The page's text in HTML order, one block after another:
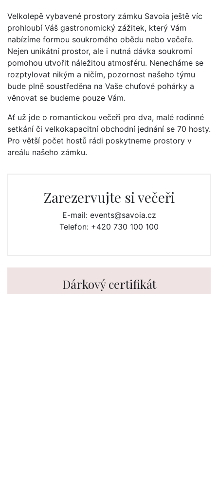
Velkolepě vybavené prostory zámku Savoia ještě víc
prohloubí Váš gastronomický zážitek, který Vám
nabízíme formou soukromého obědu nebo večeře.
Nejen unikátní prostor, ale i nutná dávka soukromí
pomohou utvořit náležitou atmosféru. Nenecháme se
rozptylovat nikým a ničím, pozornost našeho týmu
bude plně soustředěna na Vaše chuťové pohárky a
věnovat se budeme pouze Vám.
Ať už jde o romantickou večeři pro dva, malé rodinné
setkání či velkokapacitní obchodní jednání se 70 hosty.
Pro větší počet hostů rádi poskytneme prostory v
areálu našeho zámku.
Zarezervujte si večeři
E-mail: events@savoia.cz
Telefon: +420 730 100 100
Dárkový certifikát